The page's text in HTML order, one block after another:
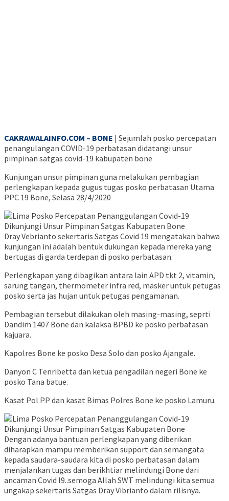
CAKRAWALAINFO.COM – BONE | Sejumlah posko percepatan
penangulangan COVID-19 perbatasan didatangi unsur
pimpinan satgas covid-19 kabupaten bone
Kunjungan unsur pimpinan guna melakukan pembagian
perlengkapan kepada gugus tugas posko perbatasan Utama
PPC 19 Bone, Selasa 28/4/2020
Dray Vebrianto sekertaris Satgas Covid 19 mengatakan bahwa
kunjungan ini adalah bentuk dukungan kepada mereka yang
bertugas di garda terdepan di posko perbatasan.
Perlengkapan yang dibagikan antara lain APD tkt 2, vitamin,
sarung tangan, thermometer infra red, masker untuk petugas
posko serta jas hujan untuk petugas pengamanan.
Pembagian tersebut dilakukan oleh masing-masing, seprti
Dandim 1407 Bone dan kalaksa BPBD ke posko perbatasan
kajuara.
Kapolres Bone ke posko Desa Solo dan posko Ajangale.
Danyon C Tenribetta dan ketua pengadilan negeri Bone ke
posko Tana batue.
Kasat Pol PP dan kasat Bimas Polres Bone ke posko Lamuru.
Dengan adanya bantuan perlengkapan yang diberikan
diharapkan mampu memberikan support dan semangata
kepada saudara-saudara kita di posko perbatasan dalam
menjalankan tugas dan berikhtiar melindungi Bone dari
ancaman Covid I9..semoga Allah SWT melindungi kita semua
ungakap sekertaris Satgas Dray Vibrianto dalam rilisnya.